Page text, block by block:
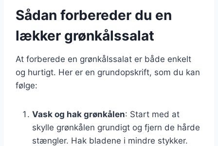
Sådan forbereder du en
lækker grønkålssalat
At forberede en grønkålssalat er både enkelt
og hurtigt. Her er en grundopskrift, som du kan
følge:
Vask og hak grønkålen: Start med at
skylle grønkålen grundigt og fjern de hårde
stængler. Hak bladene i mindre stykker.